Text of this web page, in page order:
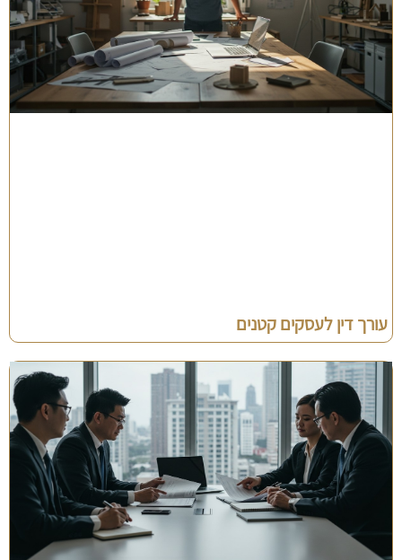
עורך דין לעסקים קטנים